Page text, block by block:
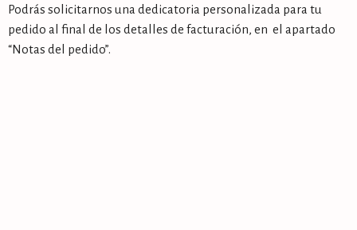
Podrás solicitarnos una dedicatoria personalizada para tu
pedido al final de los detalles de facturación, en el apartado
“Notas del pedido”.